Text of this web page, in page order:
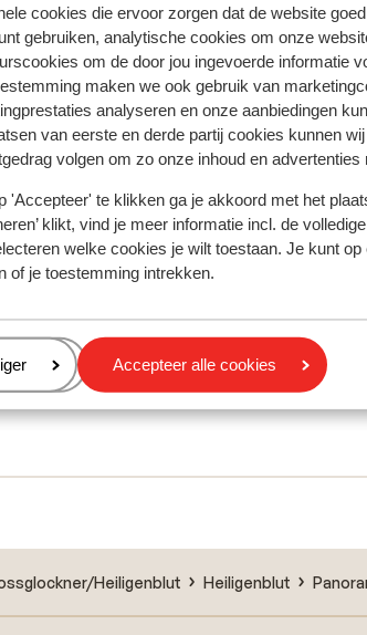
cookies die ervoor zorgen dat de website
gebruiken, analytische cookies om onze
om de door jou ingevoerde informatie
maken we ook gebruik van
analyseren en onze aanbiedingen
van eerste en derde partij cookies kunnen
volgen om zo onze inhoud en
'Accepteer' te klikken ga je akkoord met het
klikt, vind je meer informatie incl. de
welke cookies je wilt toestaan. Je kunt
of je toestemming intrekken.
Accepteer alle cookies
2025
9.3 Fantastisch
Gastfreundlichkeit 10,
Gastfreundlichkeit 10,
Vertalen naar het Nederlands
AnoniemMet partner
Heiligenblut Heiligenblut